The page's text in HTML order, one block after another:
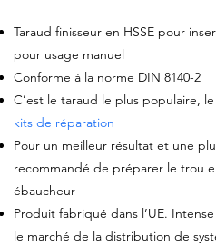
Taraud finisseur en HSSE pour
pour usage manuel
Conforme à la norme DIN 8140-2
C’est le taraud le plus populaire,
kits de réparation
Pour un meilleur résultat et une
recommandé de préparer le trou
ébaucheur
Produit fabriqué dans l’UE.
le marché de la distribution de